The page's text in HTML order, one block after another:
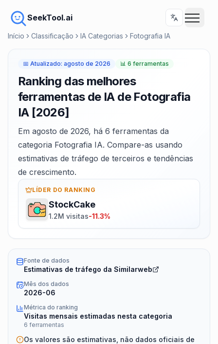
SeekTool.ai
Início Classificação IA Categorias Fotografia IA
📅 Atualizado: agosto de 2026 📊 6 ferramentas
Ranking das melhores
ferramentas de IA de Fotografia
IA [2026]
Em agosto de 2026, há 6 ferramentas da
categoria Fotografia IA. Compare-as usando
estimativas de tráfego de terceiros e tendências
de crescimento.
LÍDER DO RANKING
StockCake
1.2M visitas-11.3%
Fonte de dados
Estimativas de tráfego da Similarweb
Mês dos dados
2026-06
Métrica do ranking
Visitas mensais estimadas nesta categoria
6 ferramentas
Os valores são estimativas, não dados oficiais de